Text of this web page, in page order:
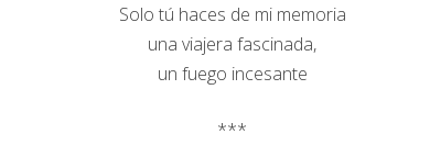
Solo tú haces de mi memoria
una viajera fascinada,
un fuego incesante
***